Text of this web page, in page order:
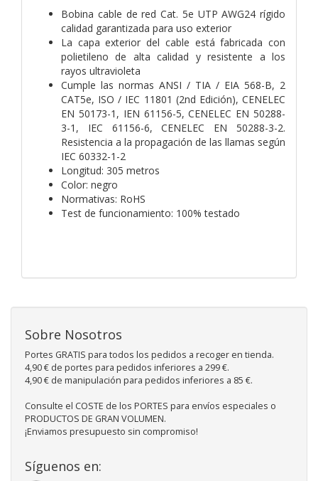
Bobina cable de red Cat. 5e UTP AWG24 rígido
calidad garantizada para uso exterior
La capa exterior del cable está fabricada con
polietileno de alta calidad y resistente a los
rayos ultravioleta
Cumple las normas ANSI / TIA / EIA 568-B, 2
CAT5e, ISO / IEC 11801 (2nd Edición), CENELEC
EN 50173-1, IEN 61156-5, CENELEC EN 50288-
3-1, IEC 61156-6, CENELEC EN 50288-3-2.
Resistencia a la propagación de las llamas según
IEC 60332-1-2
Longitud: 305 metros
Color: negro
Normativas: RoHS
Test de funcionamiento: 100% testado
Sobre Nosotros
Portes GRATIS para todos los pedidos a recoger en tienda.
4,90 € de portes para pedidos inferiores a 299 €.
4,90 € de manipulación para pedidos inferiores a 85 €.
Consulte el COSTE de los PORTES para envíos especiales o
PRODUCTOS DE GRAN VOLUMEN.
¡Enviamos presupuesto sin compromiso!
Síguenos en: